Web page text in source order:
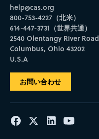
help@cas.org
800-753-4227（北米）
614-447-3731（世界共通）
2540 Olentangy River Road
Columbus, Ohio 43202
U.S.A
お問い合わせ